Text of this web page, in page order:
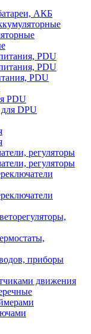
АКБ
PDU
PDU
PDU
PDU
DPU
регуляторы
регуляторы
приборы
движения